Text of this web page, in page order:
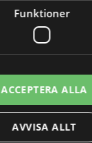
Funktioner
ACCEPTERA ALLA
AVVISA ALLT